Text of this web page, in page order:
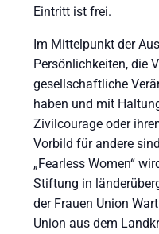
Eintritt ist frei.
Im Mittelpunkt der
Persönlichkeiten, die
gesellschaftliche
haben und mit
Zivilcourage oder
Vorbild für andere
„Fearless Women“
Stiftung in
der Frauen Union
Union aus dem